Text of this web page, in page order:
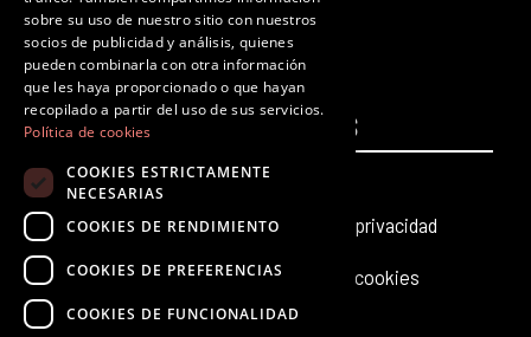
F
a
c
e
b
o
k
T
w
i
t
t
r
I
n
s
t
a
r
m
Y
o
u
t
u
e
L
i
n
k
e
i
T
k
o
PÁGINAS
Inicio
Producciones teatrales
Últimas noticias
Contacto
LEGALES
Aviso legal
Política de privacidad
Política de cookies
sobre su uso de nuestro sitio con nuestros
socios de publicidad y análisis, quienes
pueden combinarla con otra información
que les haya proporcionado o que hayan
recopilado a partir del uso de sus servicios.
Política de cookies
COOKIES ESTRICTAMENTE
NECESARIAS
COOKIES DE RENDIMIENTO
COOKIES DE PREFERENCIAS
COOKIES DE FUNCIONALIDAD